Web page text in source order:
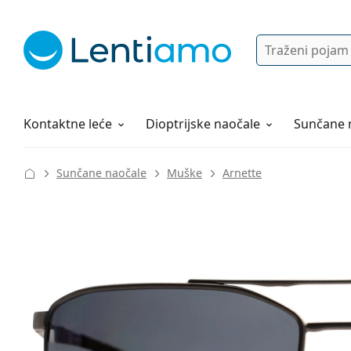
Pretraga
Kontaktne leće
Otopine za leće Dioptrijske naočale Sunčane
Sve o kupovini
Sunčane naočale Muške Arnette